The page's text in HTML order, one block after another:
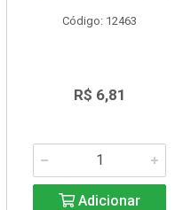
Código: 12463
R$ 6,81
Adicionar